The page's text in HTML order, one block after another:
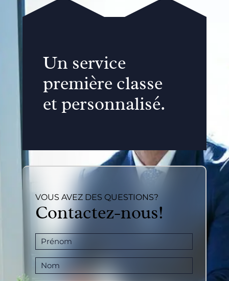
Un service
première classe
et personnalisé.
VOUS AVEZ DES QUESTIONS?
Contactez-nous!